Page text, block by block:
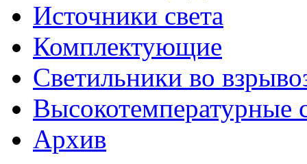
Источники света
Комплектующие
Светильники во
Высокотемпературные
Архив